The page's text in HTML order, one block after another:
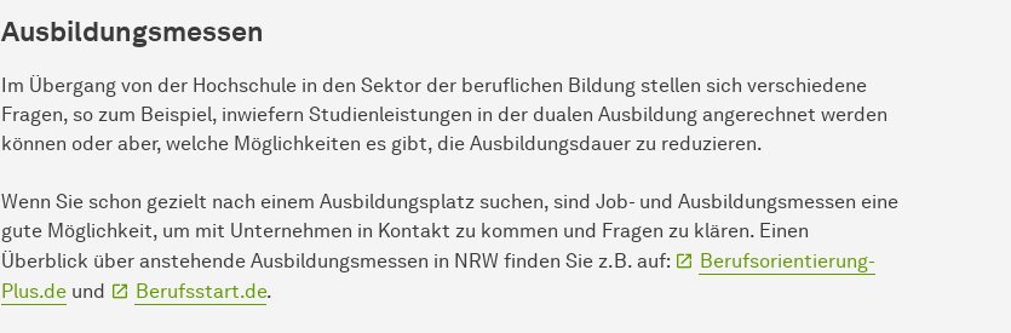
Ausbildungsmessen
Im Übergang von der Hochschule in den Sektor der beruflichen Bildung stellen sich verschiedene
Fragen, so zum Beispiel, inwiefern Studienleistungen in der dualen Ausbildung angerechnet werden
können oder aber, welche Möglichkeiten es gibt, die Ausbildungsdauer zu reduzieren.
Wenn Sie schon gezielt nach einem Ausbildungsplatz suchen, sind Job- und Ausbildungsmessen eine
gute Möglichkeit, um mit Unternehmen in Kontakt zu kommen und Fragen zu klären. Einen
Überblick über anstehende Ausbildungsmessen in NRW finden Sie z.B. auf:
Berufsorientierung-
Plus.de und Berufsstart.de.